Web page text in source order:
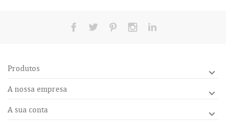
Produtos 
A nossa empresa 
A sua conta 